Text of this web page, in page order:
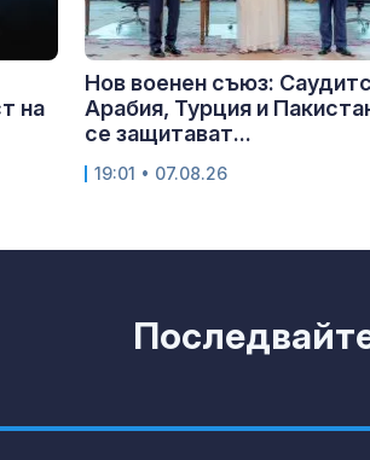
на
Нов военен съюз:
Арабия, Турция и
се защитават...
19:01 • 07.08.26